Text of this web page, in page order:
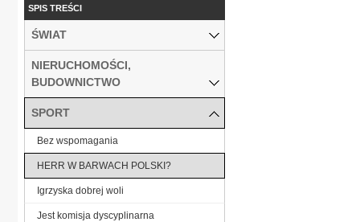
SPIS TREŚCI
ŚWIAT
NIERUCHOMOŚCI,
BUDOWNICTWO
SPORT
Bez wspomagania
HERR W BARWACH POLSKI?
Igrzyska dobrej woli
Jest komisja dyscyplinarna